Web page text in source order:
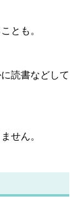
とも。
読書などして
せん。